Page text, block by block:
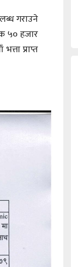
गराउने
५० हजार
प्राप्त